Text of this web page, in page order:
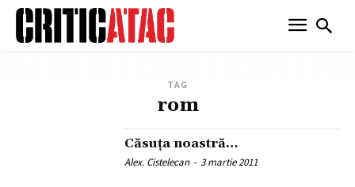
TAG
rom
Căsuța noastră…
Alex. Cistelecan - 3 martie 2011